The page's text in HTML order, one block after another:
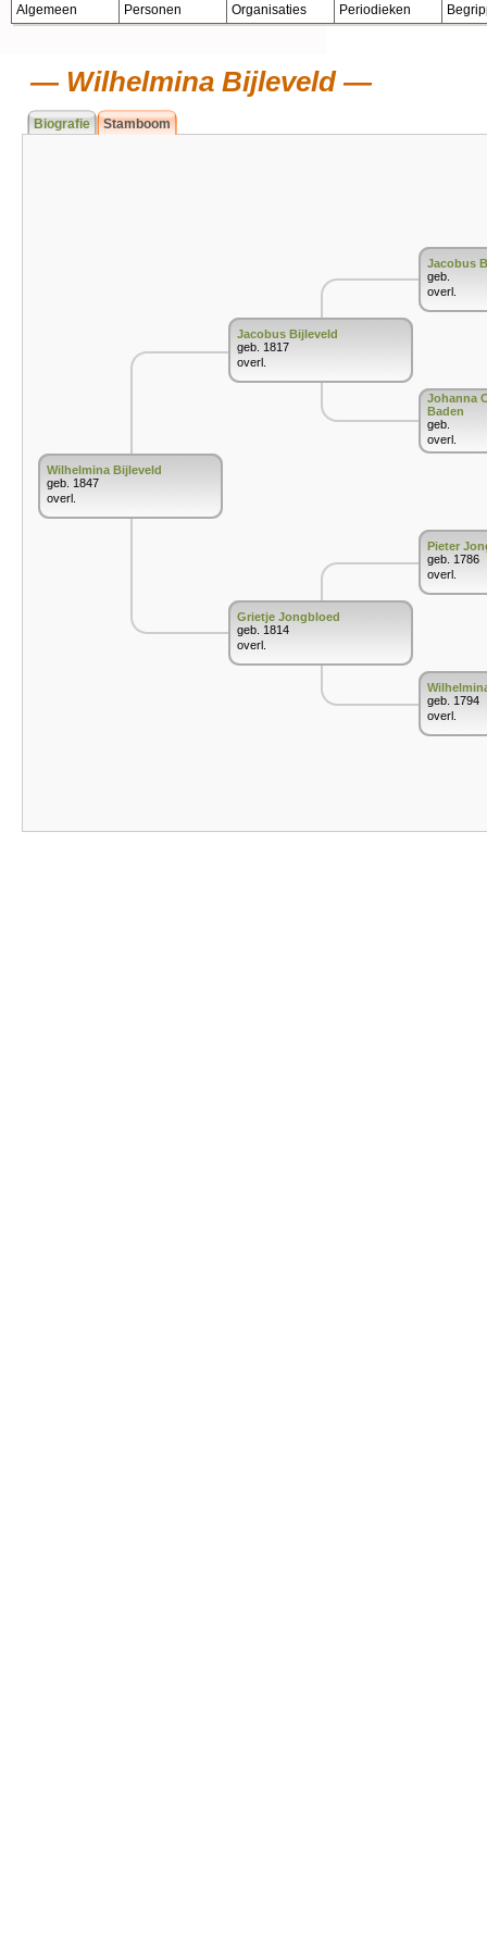
Algemeen Personen Organisaties Periodieken
Wilhelmina Bijleveld
Biografie Stamboom
Wilhelmina Bijleveld
geb. 1847
overl.
Jacobus Bijleveld
geb. 1817
overl.
Grietje Jongbloed
geb. 1814
overl.
Jacobus
geb.
overl.
Johanna
Baden
geb.
overl.
Pieter
geb. 1786
overl.
geb. 1794
overl.